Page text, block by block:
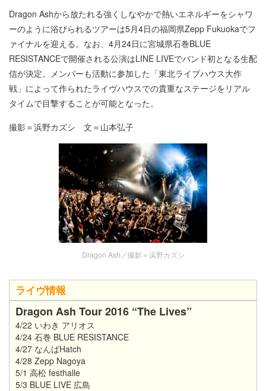
Dragon Ashから放たれる強くしなやかで熱いエネルギーをシャワ
ーのように浴びられるツアーは5月4日の福岡県Zepp Fukuokaでフ
ァイナルを迎える。なお、4月24日に宮城県石巻BLUE
RESISTANCEで開催される公演はLINE LIVEでバンド初となる生配
信が決定。メンバーも活動に参加した「東北ライブハウス大作
戦」によって作られたライヴハウスでの貴重なステージをリアル
タイムで目撃することが可能となった。
撮影＝浜野カズシ 文＝山本弘子
Dragon Ash／撮影＝浜野カズシ
ライヴ情報
Dragon Ash Tour 2016 “The Lives”
4/22 いわき アリオス
4/24 石巻 BLUE RESISTANCE
4/27 なんばHatch
4/28 Zepp Nagoya
5/1 高松 festhalle
5/3 BLUE LIVE 広島